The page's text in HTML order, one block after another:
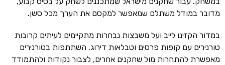
מדובר במודל משתלם שמאפשר למקסם את הערך מכל סשן.
במדור הקזינו לייב ועל משבצות נבחרות מתקיימים לעיתים קרובות
טורנירים עם קופות פרסים וטבלאות דירוג. השתתפות בטורנירים
מאפשרת להתחרות מול שחקנים אחרים, לצבור נקודות ולהתמודד